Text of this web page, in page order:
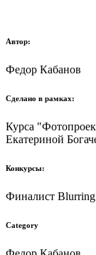
Автор:
Федор Кабанов
Сделано в рамках:
Курса
Екатериной
Конкурсы:
Финалист Blurring
Category